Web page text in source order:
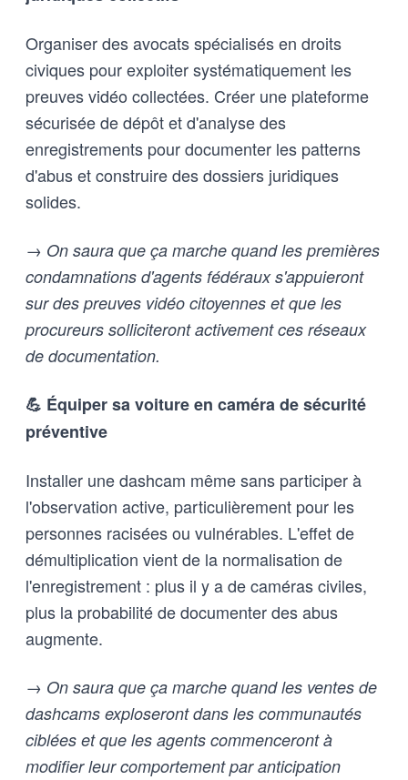
Organiser des avocats spécialisés en droits
civiques pour exploiter systématiquement les
preuves vidéo collectées. Créer une plateforme
sécurisée de dépôt et d'analyse des
enregistrements pour documenter les patterns
d'abus et construire des dossiers juridiques
solides.
→ On saura que ça marche quand les premières
condamnations d'agents fédéraux s'appuieront
sur des preuves vidéo citoyennes et que les
procureurs solliciteront activement ces réseaux
de documentation.
💪 Équiper sa voiture en caméra de sécurité
préventive
Installer une dashcam même sans participer à
l'observation active, particulièrement pour les
personnes racisées ou vulnérables. L'effet de
démultiplication vient de la normalisation de
l'enregistrement : plus il y a de caméras civiles,
plus la probabilité de documenter des abus
augmente.
→ On saura que ça marche quand les ventes de
dashcams exploseront dans les communautés
ciblées et que les agents commenceront à
modifier leur comportement par anticipation